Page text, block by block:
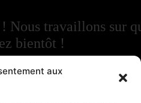
aux
Nous travaillons sur
bientôt !